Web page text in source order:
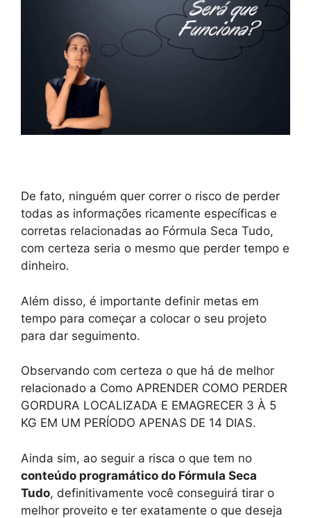
De fato, ninguém quer correr o risco de perder
todas as informações ricamente específicas e
corretas relacionadas ao Fórmula Seca Tudo,
com certeza seria o mesmo que perder tempo e
dinheiro.
Além disso, é importante definir metas em
tempo para começar a colocar o seu projeto
para dar seguimento.
Observando com certeza o que há de melhor
relacionado a Como APRENDER COMO PERDER
GORDURA LOCALIZADA E EMAGRECER 3 À 5
KG EM UM PERÍODO APENAS DE 14 DIAS.
Ainda sim, ao seguir a risca o que tem no
conteúdo programático do Fórmula Seca
Tudo, definitivamente você conseguirá tirar o
melhor proveito e ter exatamente o que deseja